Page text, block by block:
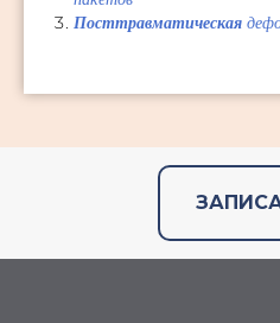
Посттравматическая